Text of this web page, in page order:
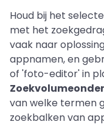
Houd bij het
met het
vaak naar
appnamen, en
of 'foto-editor' in
van welke termen
zoekbalken van